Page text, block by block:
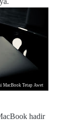
MacBook Tetap Awet
hadir